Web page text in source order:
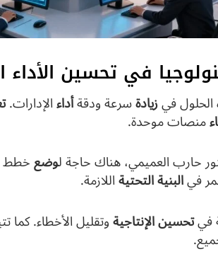
في تحسين الأداء
فيزيادةسرعة ودقةأداءالإدارات.
منصات موحدة.
حارب العميمي، هناك حاجة لوضعخطط
فيالبنيةالتحتيةاللازمة.
فيتحسينالإنتاجيةوتقليل الأخطاء. كما